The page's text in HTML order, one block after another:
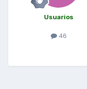
Usuarios
46